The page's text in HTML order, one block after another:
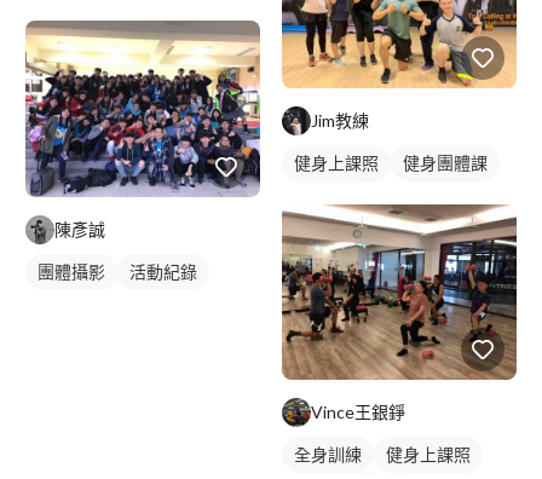
陳彥誠
團體攝影 活動紀錄
Jim教練
健身上課照
健身團體課
Vince王銀錚
全身訓練
健身上課照